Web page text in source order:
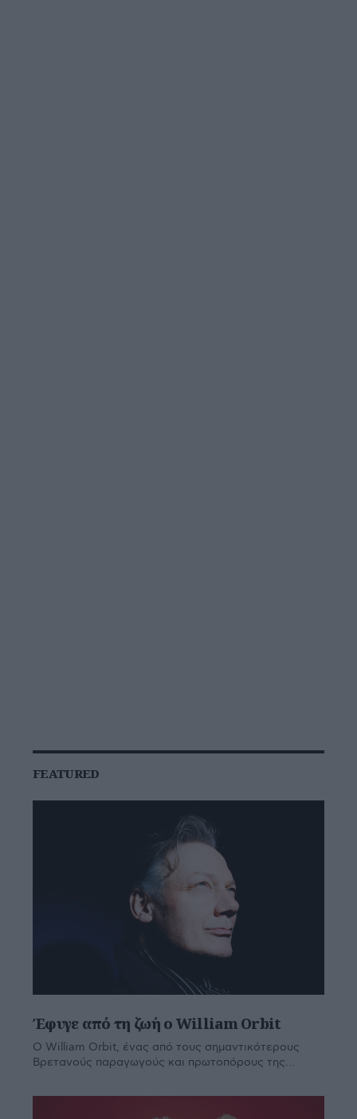
FEATURED
Έφυγε από τη ζωή ο William Orbit
Ο William Orbit, ένας από τους σημαντικότερους
Βρετανούς παραγωγούς και πρωτοπόρους της...